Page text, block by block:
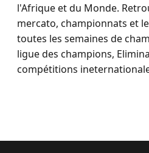
l'Afrique et du Monde.
mercato, championnats et
toutes les semaines de
ligue des champions,
compétitions